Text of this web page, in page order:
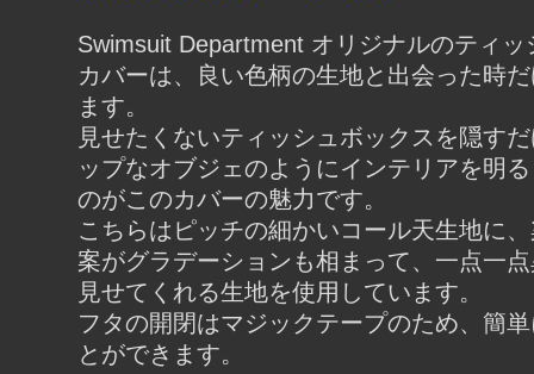
Swimsuit Department オリジナルのティッ
カバーは、良い色柄の生地と出会った時
ます。
見せたくないティッシュボックスを隠す
ップなオブジェのようにインテリアを明
のがこのカバーの魅力です。
こちらはピッチの細かいコール天生地に
案がグラデーションも相まって、一点一
見せてくれる生地を使用しています。
フタの開閉はマジックテープのため、簡
とができます。